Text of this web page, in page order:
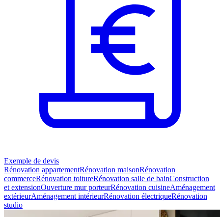
Exemple de devis
Rénovation appartementRénovation maisonRénovation
commerceRénovation toitureRénovation salle de bainConstruction
et extensionOuverture mur porteurRénovation cuisineAménagement
extérieurAménagement intérieurRénovation électriqueRénovation
studio